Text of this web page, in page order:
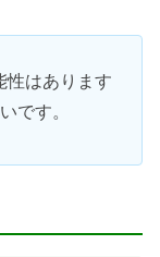
性はあります
です。